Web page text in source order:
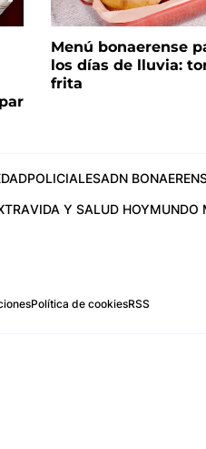
Menú bonaerense
los días de lluvia:
frita
POLICIALESADN
VIDA Y SALUD HOYMUNDO
Política de cookiesRSS